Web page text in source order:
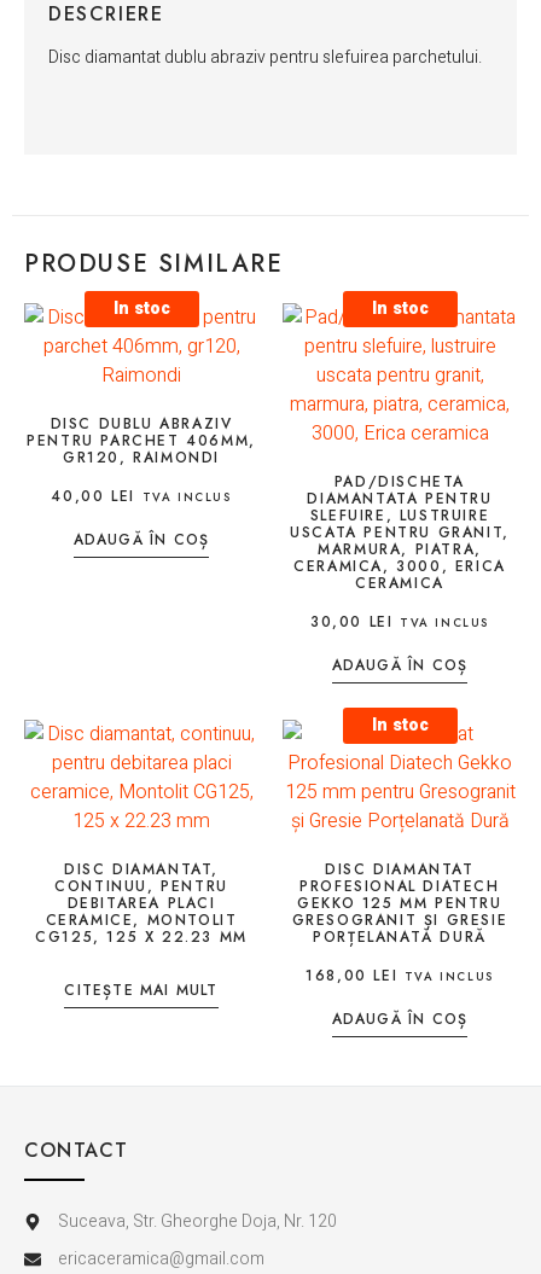
DESCRIERE
Disc diamantat dublu abraziv pentru slefuirea parchetului.
PRODUSE SIMILARE
In stoc
DISC DUBLU ABRAZIV
PENTRU PARCHET 406MM,
GR120, RAIMONDI
40,00LEI TVA INCLUS
ADAUGĂ ÎN COȘ
In stoc
PAD/DISCHETA
DIAMANTATA PENTRU
SLEFUIRE, LUSTRUIRE
USCATA PENTRU GRANIT,
MARMURA, PIATRA,
CERAMICA, 3000, ERICA
CERAMICA
30,00 LEI TVA INCLUS
ADAUGĂ ÎN COȘ
DISC DIAMANTAT,
CONTINUU, PENTRU
DEBITAREA PLACI
CERAMICE, MONTOLIT
CG125, 125 X 22.23 MM
CITEȘTE MAI MULT
In stoc
DISC DIAMANTAT
PROFESIONAL DIATECH
GEKKO 125 MM PENTRU
GRESOGRANIT ȘI GRESIE
PORȚELANATĂ DURĂ
168,00LEI TVA INCLUS
ADAUGĂ ÎN COȘ
CONTACT
Suceava, Str. Gheorghe Doja, Nr. 120
ericaceramica@gmail.com